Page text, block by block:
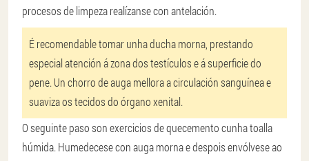
procesos de limpeza realízanse con antelación.
É recomendable tomar unha ducha morna, prestando
especial atención á zona dos testículos e á superficie do
pene. Un chorro de auga mellora a circulación sanguínea e
suaviza os tecidos do órgano xenital.
O seguinte paso son exercicios de quecemento cunha toalla
húmida. Humedecese con auga morna e despois envólvese ao